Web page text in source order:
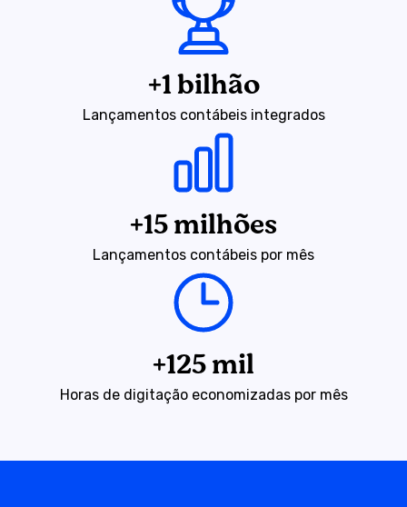
+1 bilhão
Lançamentos contábeis integrados
+15 milhões
Lançamentos contábeis por mês
+125 mil
Horas de digitação economizadas por mês